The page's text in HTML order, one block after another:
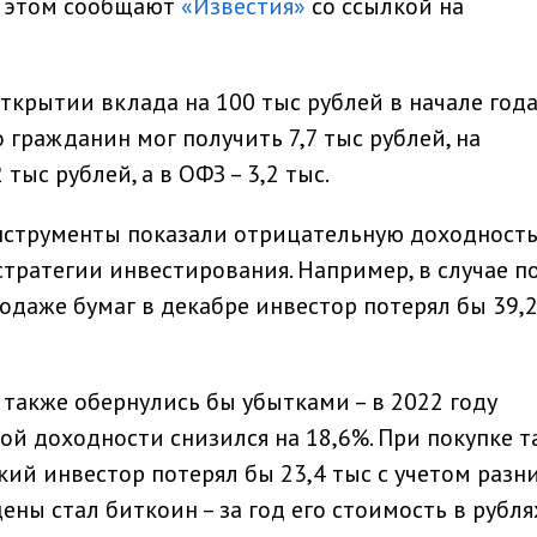
вклада на 100 тыс рублей в начале
мог получить 7,7 тыс рублей, на
рублей, а в ОФЗ – 3,2 тыс.
показали отрицательную
инвестирования. Например, в случае
бумаг в декабре инвестор потерял бы
обернулись бы убытками – в 2022 году
доходности снизился на 18,6%. При покупке
инвестор потерял бы 23,4 тыс с учетом
стал биткоин – за год его стоимость в